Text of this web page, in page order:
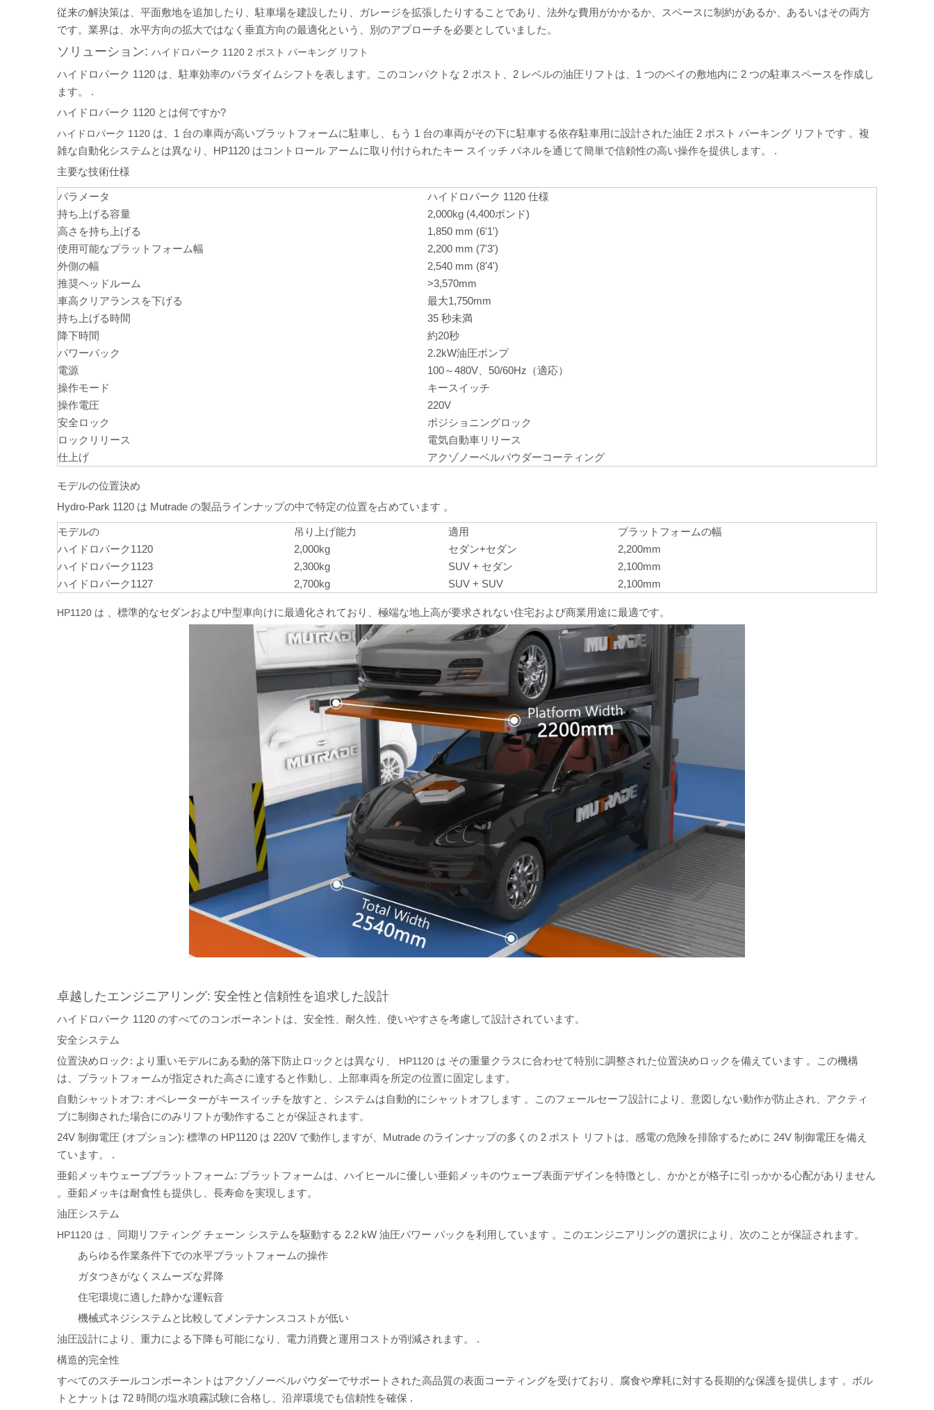
従来の解決策は、平面敷地を追加したり、駐車場を建設したり、ガレージを拡張したりすることであり、法外な費用がかかるか、スペースに制約があるか、あるいはその両方
です。業界は、水平方向の拡大ではなく垂直方向の最適化という、別のアプローチを必要としていました。
ソリューション: ハイドロパーク 1120 2 ポスト パーキング リフト
ハイドロパーク 1120 は、駐車効率のパラダイムシフトを表します。このコンパクトな 2 ポスト、2 レベルの油圧リフトは、1 つのベイの敷地内に 2 つの駐車スペースを作成し
ます。 .
ハイドロパーク 1120 とは何ですか?
ハイドロパーク 1120 は、1 台の車両が高いプラットフォームに駐車し、もう 1 台の車両がその下に駐車する依存駐車用に設計された油圧 2 ポスト パーキング リフトです 。複
雑な自動化システムとは異なり、HP1120 はコントロール アームに取り付けられたキー スイッチ パネルを通じて簡単で信頼性の高い操作を提供します。 .
主要な技術仕様
パラメータ
ハイドロパーク 1120 仕様
持ち上げる容量
2,000kg (4,400ポンド)
高さを持ち上げる
1,850 mm (6'1')
使用可能なプラットフォーム幅
2,200 mm (7'3')
外側の幅
2,540 mm (8'4')
推奨ヘッドルーム
>3,570mm
車高クリアランスを下げる
最大1,750mm
持ち上げる時間
35 秒未満
降下時間
約20秒
パワーパック
2.2kW油圧ポンプ
電源
100～480V、50/60Hz（適応）
操作モード
キースイッチ
操作電圧
220V
安全ロック
ポジショニングロック
ロックリリース
電気自動車リリース
仕上げ
アクゾノーベルパウダーコーティング
モデルの位置決め
Hydro-Park 1120 は Mutrade の製品ラインナップの中で特定の位置を占めています 。
モデルの 吊り上げ能力 適用
プラットフォームの幅
ハイドロパーク1120
2,000kg セダン+セダン
2,200mm
ハイドロパーク1123
2,300kg SUV + セダン
2,100mm
ハイドロパーク1127
2,700kg SUV + SUV 2,100mm
HP1120 は 、標準的なセダンおよび中型車向けに最適化されており、極端な地上高が要求されない住宅および商業用途に最適です。
卓越したエンジニアリング: 安全性と信頼性を追求した設計
ハイドロパーク 1120 のすべてのコンポーネントは、安全性、耐久性、使いやすさを考慮して設計されています。
安全システム
位置決めロック: より重いモデルにある動的落下防止ロックとは異なり、 HP1120 は その重量クラスに合わせて特別に調整された位置決めロックを備えています 。この機構
は、プラットフォームが指定された高さに達すると作動し、上部車両を所定の位置に固定します。
自動シャットオフ: オペレーターがキースイッチを放すと、システムは自動的にシャットオフします 。このフェールセーフ設計により、意図しない動作が防止され、アクティ
ブに制御された場合にのみリフトが動作することが保証されます。
24V 制御電圧 (オプション): 標準の HP1120 は 220V で動作しますが、Mutrade のラインナップの多くの 2 ポスト リフトは、感電の危険を排除するために 24V 制御電圧を備え
ています。 .
亜鉛メッキウェーブプラットフォーム: プラットフォームは、ハイヒールに優しい亜鉛メッキのウェーブ表面デザインを特徴とし、かかとが格子に引っかかる心配がありません
。亜鉛メッキは耐食性も提供し、長寿命を実現します。
油圧システム
HP1120 は 、同期リフティング チェーン システムを駆動する 2.2 kW 油圧パワー パックを利用しています 。このエンジニアリングの選択により、次のことが保証されます。
あらゆる作業条件下での水平プラットフォームの操作
ガタつきがなくスムーズな昇降
住宅環境に適した静かな運転音
機械式ネジシステムと比較してメンテナンスコストが低い
油圧設計により、重力による下降も可能になり、電力消費と運用コストが削減されます。 .
構造的完全性
すべてのスチールコンポーネントはアクゾノーベルパウダーでサポートされた高品質の表面コーティングを受けており、腐食や摩耗に対する長期的な保護を提供します 。ボル
トとナットは 72 時間の塩水噴霧試験に合格し、沿岸環境でも信頼性を確保 .